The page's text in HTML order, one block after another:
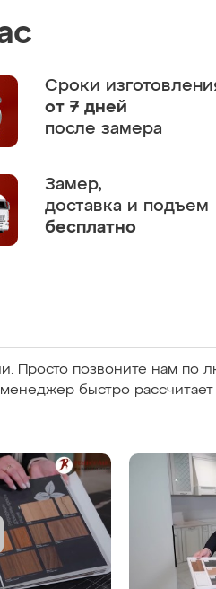
Сроки
от 7 дней
после замера
Замер,
доставка и подъем
бесплатно
Просто позвоните нам по
быстро рассчитает